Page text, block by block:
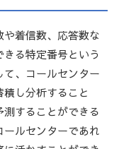
着信数、応答数な
る特定番号という
、コールセンター
し分析すること
することができる
ルセンターであれ